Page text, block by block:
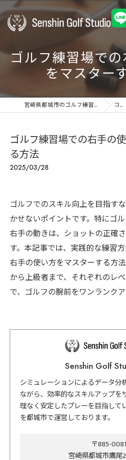
ゴルフ練習場で
をマスター
宮崎県都城市のゴルフ練習場ならSenshin Golf Studio 24 コラム
ゴルフ練習場での右手の
る方法
2025/03/28
ゴルフでのスキル向上を目指す
かせないポイントです。特にゴ
右手の動きは、ショットの正確
す。本記事では、実践的な練習
右手の使い方をマスターする方
から上級者まで、それぞれのレ
で、ゴルフの腕前をワンランク
Senshin Golf
シミュレーションによるデータ分
ながら、効率的なスキルアップを
理なく安定したプレーを目指して
を都城市で運営しております。
〒885-0081
宮崎県都城市鷹尾